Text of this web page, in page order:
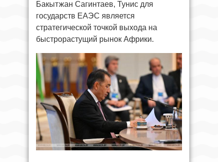
Бакытжан Сагинтаев, Тунис для
государств ЕАЭС является
стратегической точкой выхода на
быстрорастущий рынок Африки.